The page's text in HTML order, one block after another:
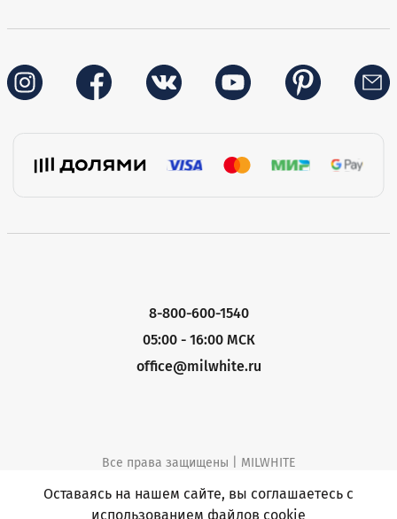
8-800-600-1540
05:00 - 16:00 МСК
office@milwhite.ru
Все права защищены | MILWHITE
Политика конфиденциальности
Оставаясь на нашем сайте, вы соглашаетесь с
использованием файлов cookie